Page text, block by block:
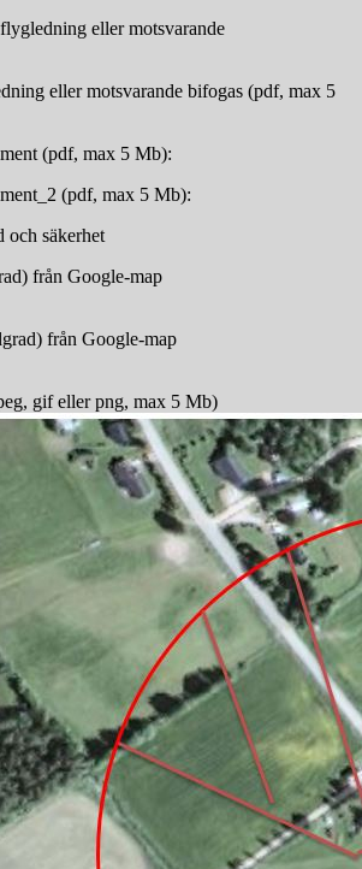
eller motsvarande
eller motsvarande bifogas (pdf, max 5
(pdf, max 5 Mb):
(pdf, max 5 Mb):
och säkerhet
från Google-map
från Google-map
gif eller png, max 5 Mb)